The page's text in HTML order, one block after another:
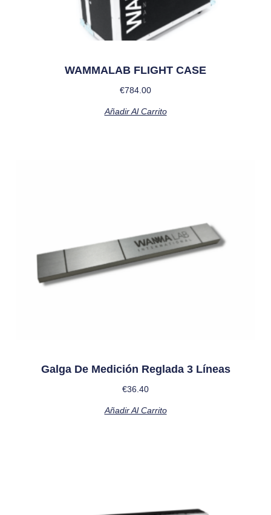
WAMMALAB FLIGHT CASE
€784.00
Añadir Al Carrito
Galga De Medición Reglada 3 Líneas
€36.40
Añadir Al Carrito